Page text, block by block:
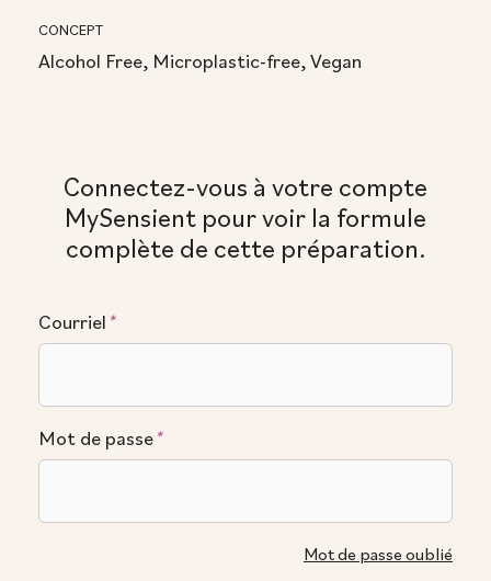
CONCEPT
Alcohol Free, Microplastic-free, Vegan
Connectez-vous à votre compte
MySensient pour voir la formule
complète de cette préparation.
Courriel *
Mot de passe *
Mot de passe oublié